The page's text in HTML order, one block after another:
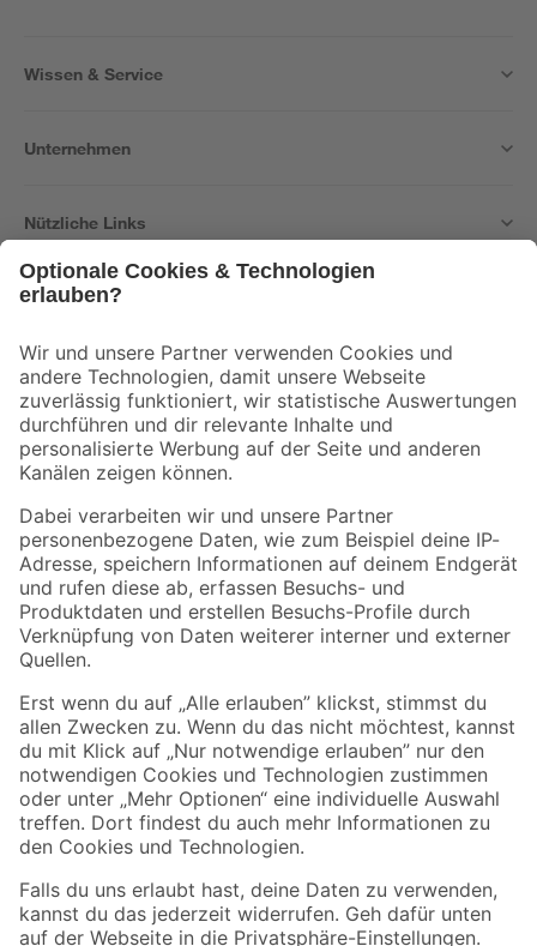
Wissen & Service
Unternehmen
Nützliche Links
Der toom Newsletter: Keine Angebote und Aktionen mehr verpassen!
Zur Newsletter Anmeldung
Folge uns
Zahlungsarten Versandarten
Sicher einkaufen
Jetzt die toom-App herunterladen
Alle Preisangaben in EUR inkl. gesetzl. MwSt.. Die dargestellten Angebote sind unter
Umständen nicht in allen Märkten verfügbar. Die angegebenen Verfügbarkeiten beziehen